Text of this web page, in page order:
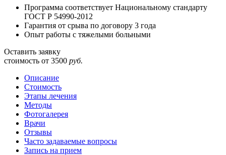
Программа соответствует Национальному стандарту
ГОСТ Р 54990-2012
Гарантия от срыва по договору 3 года
Опыт работы с тяжелыми больными
Оставить заявку
стоимость от 3500 руб.
Описание
Стоимость
Этапы лечения
Методы
Фотогалерея
Врачи
Отзывы
Часто задаваемые вопросы
Запись на прием